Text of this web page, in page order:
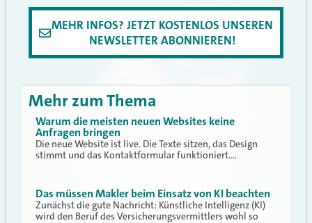
MEHR INFOS? JETZT KOSTENLOS UNSEREN
NEWSLETTER ABONNIEREN!
Mehr zum Thema
Warum die meisten neuen Websites keine
Anfragen bringen
Die neue Website ist live. Die Texte sitzen, das Design
stimmt und das Kontaktformular funktioniert.…
Das müssen Makler beim Einsatz von KI beachten
Zunächst die gute Nachricht: Künstliche Intelligenz (KI)
wird den Beruf des Versicherungsvermittlers wohl so